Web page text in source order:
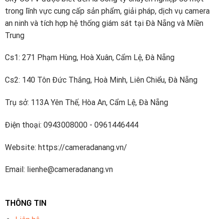
áp dụng công nghệ tiên tiến nhất, đảm bảo chất lượng và
độ tin cậy cao nhất cho khách hàng.
Camera J-Tech UHD5724DS (4MP / Human
Detect / Face ID / Loa) có thực sự đáng mua
Camera J-Tech UHD5724DS (4MP / Human Detect / Face
trong lĩnh vực cung cấp sản phẩm, giải pháp, dịch vụ camera
an ninh và tích hợp hệ thống giám sát tại Đà Nẵng và Miền
Trung
Cs1: 271 Phạm Hùng, Hoà Xuân, Cẩm Lệ, Đà Nẵng
Cs2: 140 Tôn Đức Thắng, Hoà Minh, Liên Chiểu, Đà Nẵng
Trụ sở: 113A Yên Thế, Hòa An, Cẩm Lệ, Đà Nẵng
Điện thoại: 0943008000 - 0961446444
Website: https://cameradanang.vn/
Email: lienhe@cameradanang.vn
THÔNG TIN